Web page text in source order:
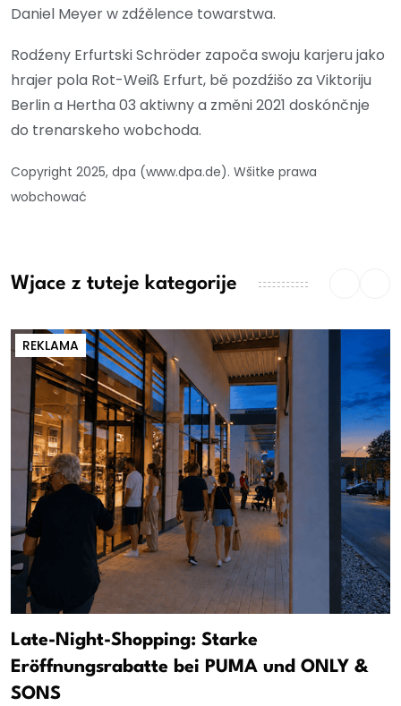
Daniel Meyer w zdźělence towarstwa.
Rodźeny Erfurtski Schröder započa swoju karjeru jako
hrajer pola Rot-Weiß Erfurt, bě pozdźišo za Viktoriju
Berlin a Hertha 03 aktiwny a změni 2021 doskónčnje
do trenarskeho wobchoda.
Copyright 2025, dpa (www.dpa.de). Wšitke prawa
wobchować
Wjace z tuteje kategorije
REKLAMA
Late-Night-Shopping: Starke
Eröffnungsrabatte bei PUMA und ONLY &
SONS